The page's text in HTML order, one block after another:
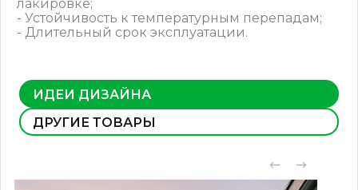
лакировке;
- Устойчивость к температурным перепадам;
- Длительный срок эксплуатации.
ИДЕИ ДИЗАЙНА
ДРУГИЕ ТОВАРЫ